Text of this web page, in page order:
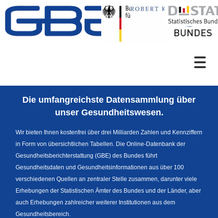
Zum Inhalt
Sprachumschaltung
News
Die umfangreichste Datensammlung über
unser Gesundheitswesen.
Wir bieten Ihnen kostenfrei über drei Milliarden Zahlen und Kennziffern
in Form von übersichtlichen Tabellen. Die Online-Datenbank der
Gesundheitsberichterstattung (GBE) des Bundes führt
Gesundheitsdaten und Gesundheitsinformationen aus über 100
verschiedenen Quellen an zentraler Stelle zusammen, darunter viele
Erhebungen der Statistischen Ämter des Bundes und der Länder, aber
auch Erhebungen zahlreicher weiterer Institutionen aus dem
Gesundheitsbereich.